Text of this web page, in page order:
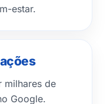
estar.
milhares de
Google.